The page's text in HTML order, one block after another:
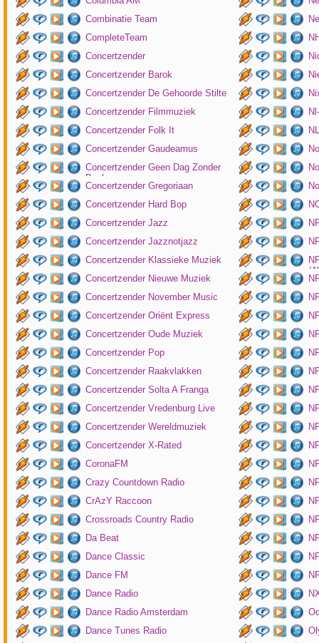
Combinatie Team
CompleteTeam
Concertzender
Concertzender Barok
Concertzender De Gehoorde Stilte
Concertzender Filmmuziek
Concertzender Folk It
Concertzender Gaudeamus
Concertzender Geen Dag Zonder
Bach
Concertzender Gregoriaan
Concertzender Hard Bop
Concertzender Jazz
Concertzender Jazznotjazz
Concertzender Klassieke Muziek
Concertzender Nieuwe Muziek
Concertzender November Music
Concertzender Oriënt Express
Concertzender Oude Muziek
Concertzender Pop
Concertzender Raakvlakken
Concertzender Solta A Franga
Concertzender Vredenburg Live
Concertzender Wereldmuziek
Concertzender X-Rated
CoronaFM
Crazy Countdown Radio
CrAzY Raccoon
Crossroads Country Radio
Da Beat
Dance Classic
Dance FM
Dance Radio
Dance Radio Amsterdam
Dance Tunes Radio